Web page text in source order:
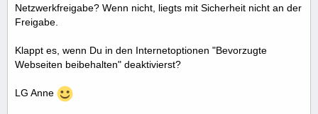
Netzwerkfreigabe? Wenn nicht, liegts mit Sicherheit nicht an der
Freigabe.
Klappt es, wenn Du in den Internetoptionen "Bevorzugte
Webseiten beibehalten" deaktivierst?
LG Anne